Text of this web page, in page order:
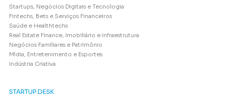
Startups, Negócios Digitais e Tecnologia
Fintechs, Bets e Serviços Financeiros
Saúde e Healthtechs
Real Estate Finance, Imobiliário e Infraestrutura
Negócios Familiares e Patrimônio
Mídia, Entretenimento e Esportes
Indústria Criativa
STARTUP DESK